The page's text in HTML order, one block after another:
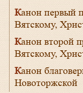
Канон первый праведному Прокопию
Вятскому,
Канон второй праведному Прокопию
Вятскому,
Канон благоверной княгине Иулиании
Новоторжской